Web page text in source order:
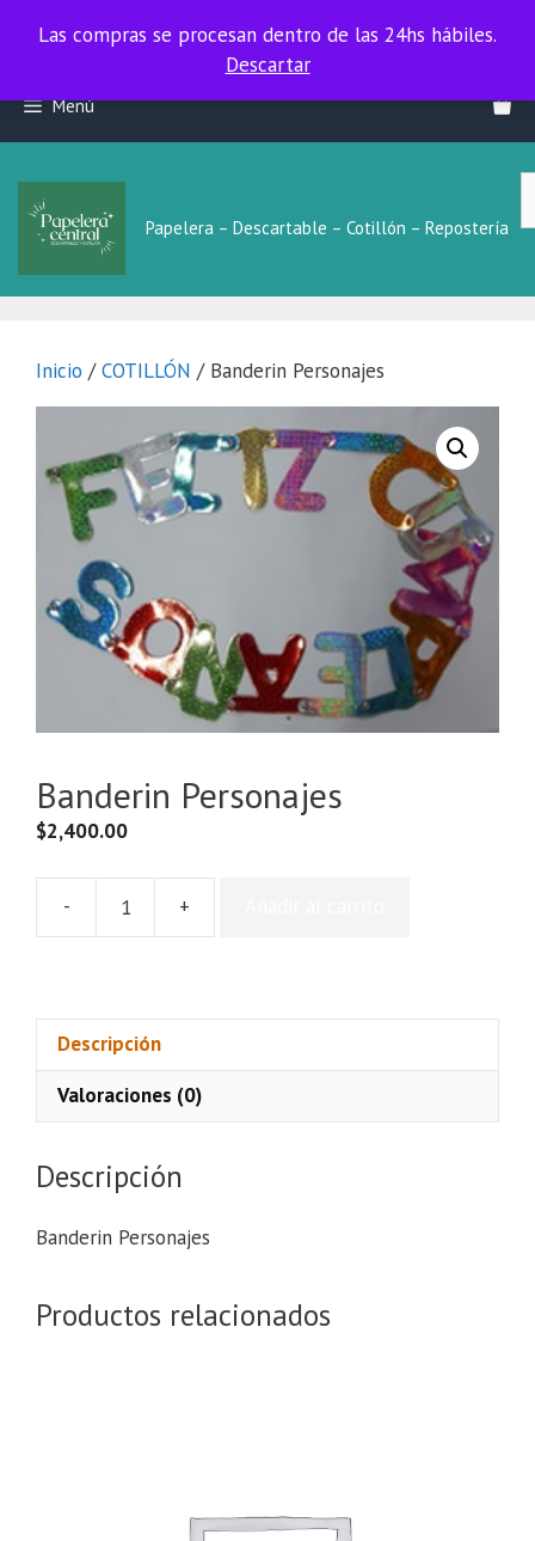
Las compras se procesan dentro de las 24hs hábiles.
Las compras se procesan dentro de las 24hs hábiles.
Descartar
contenido
Menú
Papelera – Descartable – Cotillón – Repostería
Inicio /COTILLÓN / Banderin Personajes
Banderin Personajes
$2,400.00
- +
Descripción
Valoraciones (0)
Descripción
Banderin Personajes
Productos relacionados